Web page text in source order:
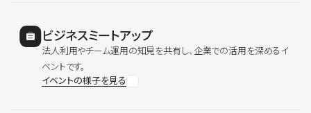
ビジネスミートアップ
法人利用やチーム運用の知見を共有し、企業での活用を深めるイ
ベントです。
イベントの様子を見る